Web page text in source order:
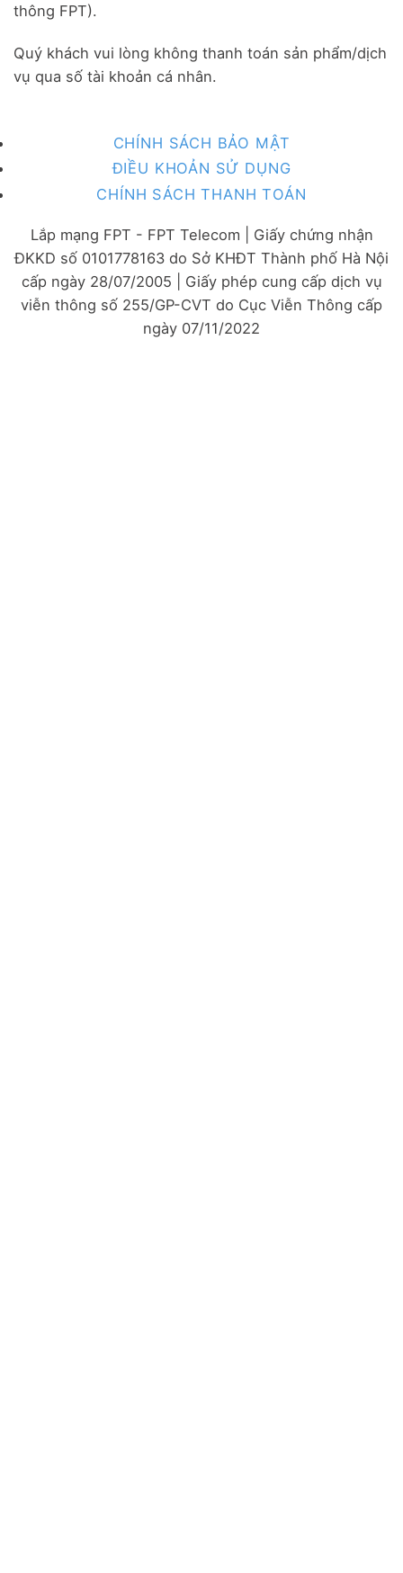
thông FPT).
Quý khách vui lòng không thanh toán sản phẩm/dịch
vụ qua số tài khoản cá nhân.
CHÍNH SÁCH BẢO MẬT
ĐIỀU KHOẢN SỬ DỤNG
CHÍNH SÁCH THANH TOÁN
Lắp mạng FPT - FPT Telecom | Giấy chứng nhận
ĐKKD số 0101778163 do Sở KHĐT Thành phố Hà Nội
cấp ngày 28/07/2005 | Giấy phép cung cấp dịch vụ
viễn thông số 255/GP-CVT do Cục Viễn Thông cấp
ngày 07/11/2022